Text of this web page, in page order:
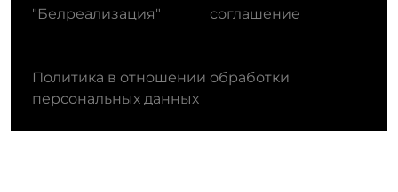
"Белреализация"
соглашение
Политика в отношении обработки
персональных данных